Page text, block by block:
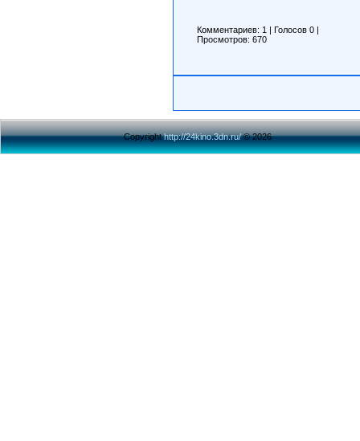
Комментариев: 1 | Голосов 0 |
Просмотров: 670
Copyrighthttp://24kino.3dn.ru/© 2026